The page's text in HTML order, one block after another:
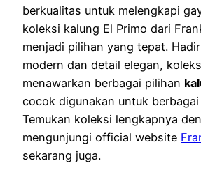
berkualitas untuk melengkapi
koleksi kalung El Primo dari
menjadi pilihan yang tepat.
modern dan detail elegan,
menawarkan berbagai pilihan
cocok digunakan untuk
Temukan koleksi lengkapnya
mengunjungi official website
sekarang juga.